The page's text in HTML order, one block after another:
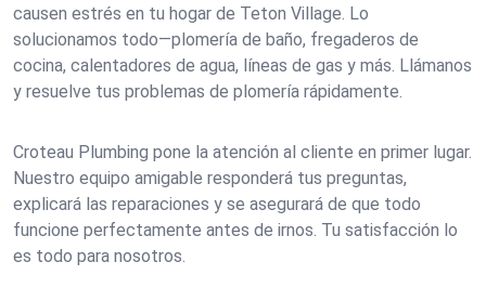
causen estrés en tu hogar de Teton Village. Lo
solucionamos todo—plomería de baño, fregaderos de
cocina, calentadores de agua, líneas de gas y más. Llámanos
y resuelve tus problemas de plomería rápidamente.
Croteau Plumbing pone la atención al cliente en primer lugar.
Nuestro equipo amigable responderá tus preguntas,
explicará las reparaciones y se asegurará de que todo
funcione perfectamente antes de irnos. Tu satisfacción lo
es todo para nosotros.